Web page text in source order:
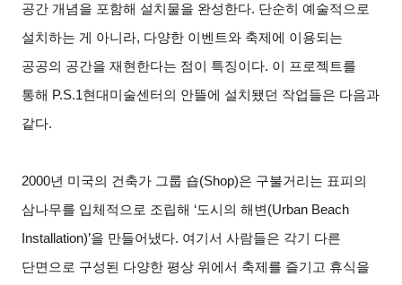
공간 개념을 포함해 설치물을 완성한다. 단순히 예술적으로
설치하는 게 아니라, 다양한 이벤트와 축제에 이용되는
공공의 공간을 재현한다는 점이 특징이다. 이 프로젝트를
통해 P.S.1현대미술센터의 안뜰에 설치됐던 작업들은 다음과
같다.
2000년 미국의 건축가 그룹 숍(Shop)은 구불거리는 표피의
삼나무를 입체적으로 조립해 ‘도시의 해변(Urban Beach
Installation)’을 만들어냈다. 여기서 사람들은 각기 다른
단면으로 구성된 다양한 평상 위에서 축제를 즐기고 휴식을